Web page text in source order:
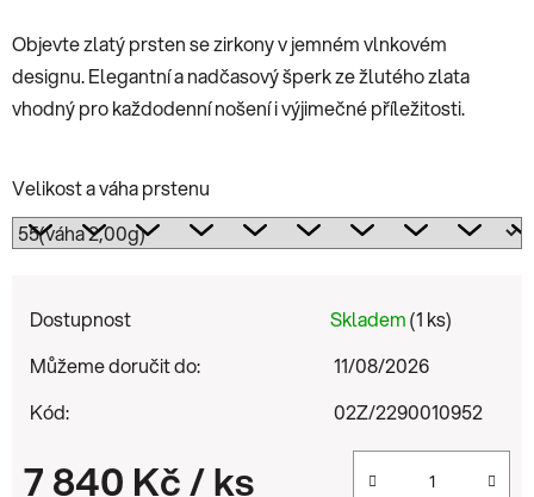
Objevte zlatý prsten se zirkony v jemném vlnkovém
designu. Elegantní a nadčasový šperk ze žlutého zlata
vhodný pro každodenní nošení i výjimečné příležitosti.
Velikost a váha prstenu
Dostupnost Skladem(1 ks)
Můžeme doručit do:
11/08/2026
Kód:
02Z/2290010952
7 840 Kč/ ks